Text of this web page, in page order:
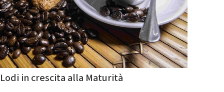
Lodi in crescita alla Maturità